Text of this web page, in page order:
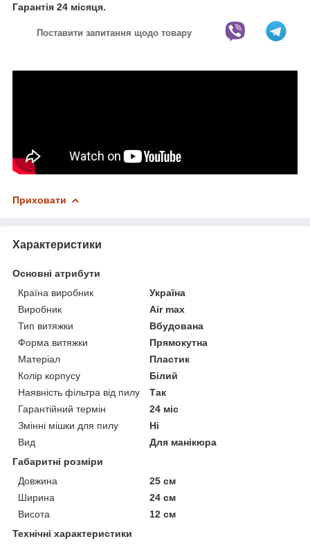
Гарантія 24 місяця.
Поставити запитання щодо товару
Приховати
Характеристики
Основні атрибути
Країна виробник
Україна
Виробник
Air max
Тип витяжки
Вбудована
Форма витяжки
Прямокутна
Матеріал
Пластик
Колір корпусу
Білий
Наявність фільтра від пилу
Так
Гарантійний термін
24 міс
Змінні мішки для пилу
Ні
Вид
Для манікюра
Габаритні розміри
Довжина
25 см
Ширина
24 см
Висота
12 см
Технічні характеристики